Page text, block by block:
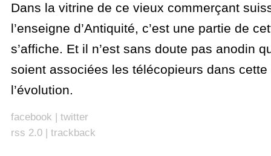
Dans la vitrine de ce vieux commerçant
l’enseigne d’Antiquité, c’est une partie de
s’affiche. Et il n’est sans doute pas anodin
soient associées les télécopieurs dans
l’évolution.
facebook | twitter
rss 2.0| trackback